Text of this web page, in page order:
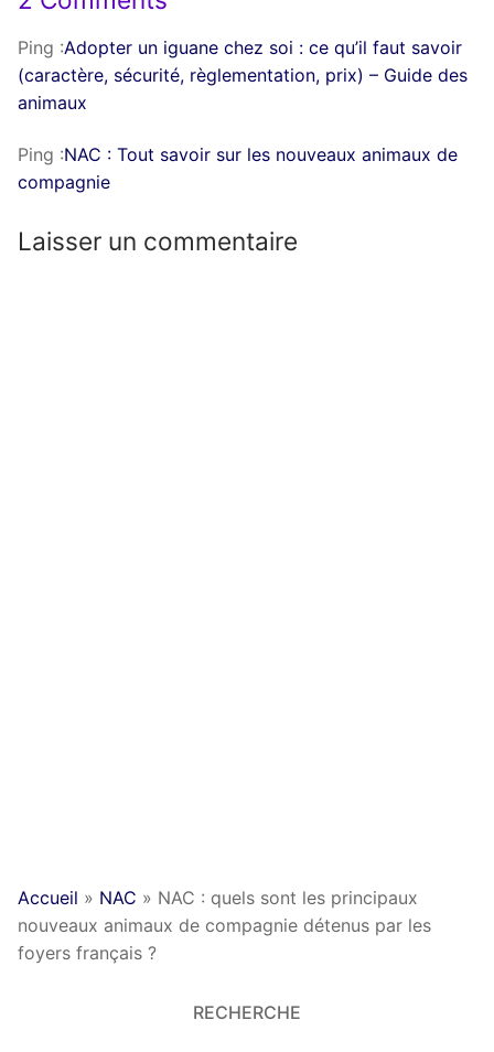
Ping :Adopter un iguane chez soi : ce qu’il faut savoir
(caractère, sécurité, règlementation, prix) – Guide des
animaux
Ping :NAC : Tout savoir sur les nouveaux animaux de
compagnie
Laisser un commentaire
Accueil » NAC » NAC : quels sont les principaux
nouveaux animaux de compagnie détenus par les
foyers français ?
RECHERCHE